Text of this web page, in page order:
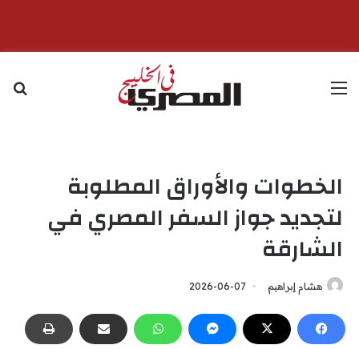
القائمة
الخطوات والأوراق المطلوبة
لتجديد جواز السفر المصري في
الشارقة
هشام إبراهيم 2026-06-07